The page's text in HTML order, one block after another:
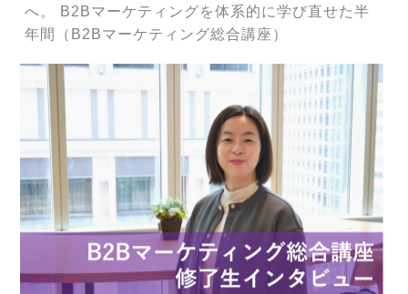
へ。 B2Bマーケティングを体系的に学び直せた半
年間（B2Bマーケティング総合講座）